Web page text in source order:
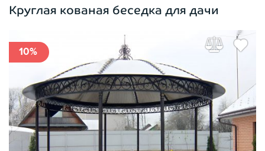
Круглая кованая беседка для дачи
10%